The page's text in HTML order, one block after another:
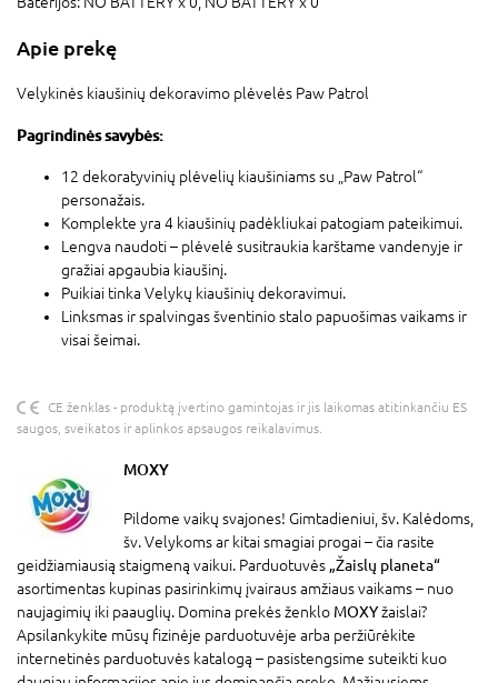
Apie prekę
Velykinės kiaušinių dekoravimo plėvelės Paw Patrol
Pagrindinės savybės:
12 dekoratyvinių plėvelių kiaušiniams su „Paw Patrol“
personažais.
Komplekte yra 4 kiaušinių padėkliukai patogiam pateikimui.
Lengva naudoti – plėvelė susitraukia karštame vandenyje ir
gražiai apgaubia kiaušinį.
Puikiai tinka Velykų kiaušinių dekoravimui.
Linksmas ir spalvingas šventinio stalo papuošimas vaikams ir
visai šeimai.
CE ženklas - produktą įvertino gamintojas ir jis laikomas atitinkančiu ES
saugos, sveikatos ir aplinkos apsaugos reikalavimus.
MOXY
Pildome vaikų svajones! Gimtadieniui, šv. Kalėdoms,
šv. Velykoms ar kitai smagiai progai – čia rasite
geidžiamiausią staigmeną vaikui. Parduotuvės „Žaislų planeta“
asortimentas kupinas pasirinkimų įvairaus amžiaus vaikams – nuo
naujagimių iki paauglių. Domina prekės ženklo MOXYžaislai?
Apsilankykite mūsų fizinėje parduotuvėje arba peržiūrėkite
internetinės parduotuvės katalogą – pasistengsime suteikti kuo